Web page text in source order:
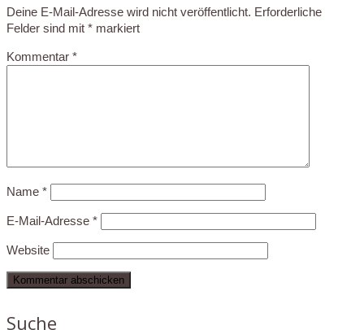
Deine E-Mail-Adresse wird nicht veröffentlicht. Erforderliche
Felder sind mit * markiert
Kommentar *
Name *
E-Mail-Adresse *
Website
Suche